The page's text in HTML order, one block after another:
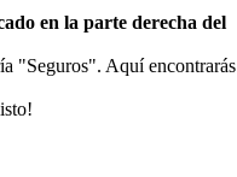
en la parte derecha del
"Seguros". Aquí encontrarás